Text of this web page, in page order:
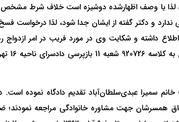
لذا با وصف اظهارشده دوشیزه است خلاف شرط
و دکتر گفته از ایشان جدا شود، لذا درخواست
داشته و شکایت وی در مورد فریب در امر ازدواج
فریب در ازدواج به طرفیت خانم سمیرا عبدی‌سلطان‌آباد تقدیم
همسرشان جهت مشاوره خانوادگی مراجعه نمودند؛